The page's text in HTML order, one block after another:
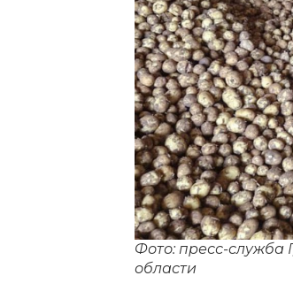
Фото: пресс-служба
области